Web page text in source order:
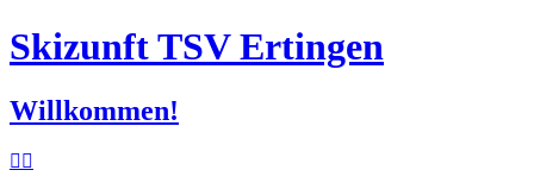
Skizunft TSV Ertingen
Willkommen!